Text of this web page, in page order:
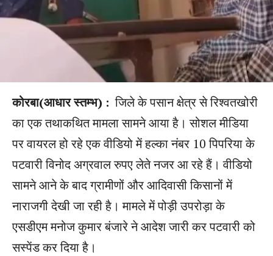
कोरबा(आधार स्तम्भ) : जिले के पसान क्षेत्र से रिश्वतखोरी
का एक तथाकथित मामला सामने आया है। सोशल मीडिया
पर वायरल हो रहे एक वीडियो में हल्का नंबर 10 पिपरिया के
पटवारी विनोद अग्रवाल रुपए लेते नजर आ रहे हैं। वीडियो
सामने आने के बाद ग्रामीणों और आदिवासी किसानों में
नाराजगी देखी जा रही है। मामले में पोड़ी उपरोड़ा के
एसडीएम मनोज कुमार बंजारे ने आदेश जारी कर पटवारी को
सस्पेंड कर दिया है।